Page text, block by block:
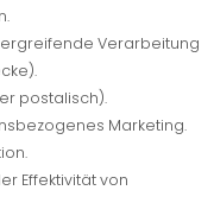
Verarbeitung
postalisch).
Marketing.
Effektivität von